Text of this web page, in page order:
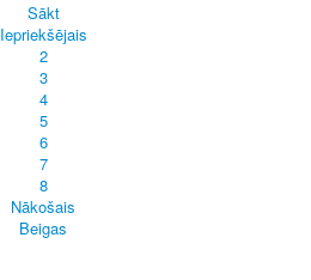
Sākt
Iepriekšējais
2
3
4
5
6
7
8
Nākošais
Beigas